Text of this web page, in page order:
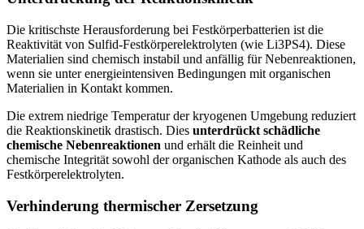
Die kritischste Herausforderung bei Festkörperbatterien ist die
Reaktivität von Sulfid-Festkörperelektrolyten (wie Li3PS4). Diese
Materialien sind chemisch instabil und anfällig für Nebenreaktionen,
wenn sie unter energieintensiven Bedingungen mit organischen
Materialien in Kontakt kommen.
Die extrem niedrige Temperatur der kryogenen Umgebung reduziert
die Reaktionskinetik drastisch. Dies unterdrückt schädliche
chemische Nebenreaktionen und erhält die Reinheit und
chemische Integrität sowohl der organischen Kathode als auch des
Festkörperelektrolyten.
Verhinderung thermischer Zersetzung